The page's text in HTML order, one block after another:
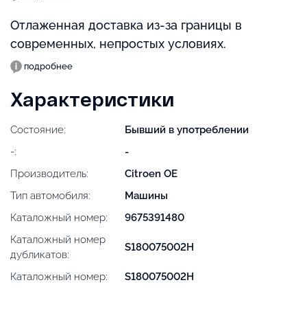
Отлаженная доставка из-за границы в
современных, непростых условиях.
подробнее
Характеристики
Состояние:
Бывший в употреблении
-:
-
Производитель:
Citroen OE
Тип автомобиля:
Машины
Каталожный номер:
9675391480
Каталожный номер
дубликатов:
S180075002H
Каталожный номер: S180075002H